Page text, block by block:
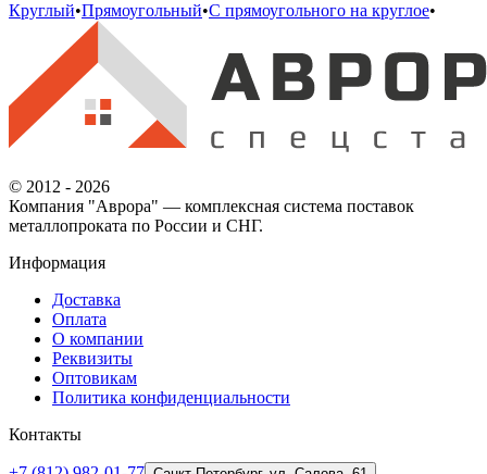
Круглый•Прямоугольный•С прямоугольного на круглое•
© 2012 - 2026
Компания "Аврора" — комплексная система поставок
металлопроката по России и СНГ.
Информация
Доставка
Оплата
О компании
Реквизиты
Оптовикам
Политика конфиденциальности
Контакты